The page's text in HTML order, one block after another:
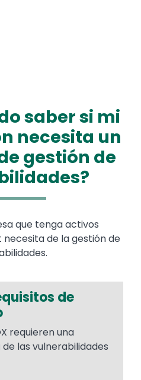
saber si mi
necesita un
gestión de
que tenga activos
de la gestión de
de
requieren una
las vulnerabilidades